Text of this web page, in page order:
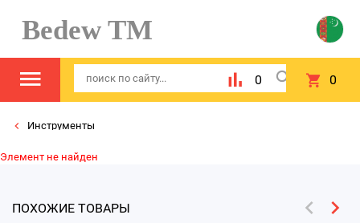
Bedew TM
0 0
Инструменты
Элемент не найден
ПОХОЖИЕ ТОВАРЫ